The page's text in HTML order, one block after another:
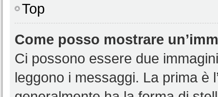
Top
Come posso mostrare
Ci possono essere due
leggono i messaggi. La prima è